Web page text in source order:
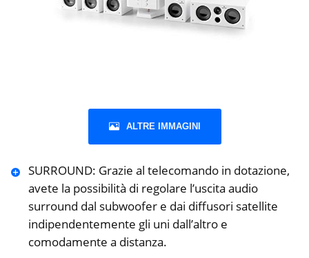
ALTRE IMMAGINI
SURROUND: Grazie al telecomando in dotazione,
avete la possibilità di regolare l’uscita audio
surround dal subwoofer e dai diffusori satellite
indipendentemente gli uni dall’altro e
comodamente a distanza.